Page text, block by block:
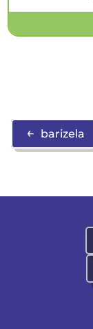
← barizela